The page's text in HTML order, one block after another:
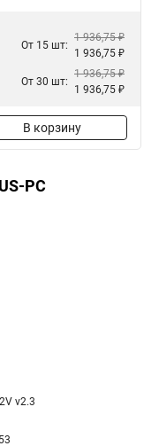
От 15 шт:
1 936,75 ₽
1 936,75 ₽
От 30 шт:
1 936,75 ₽
1 936,75 ₽
В корзину
PC
v2.3